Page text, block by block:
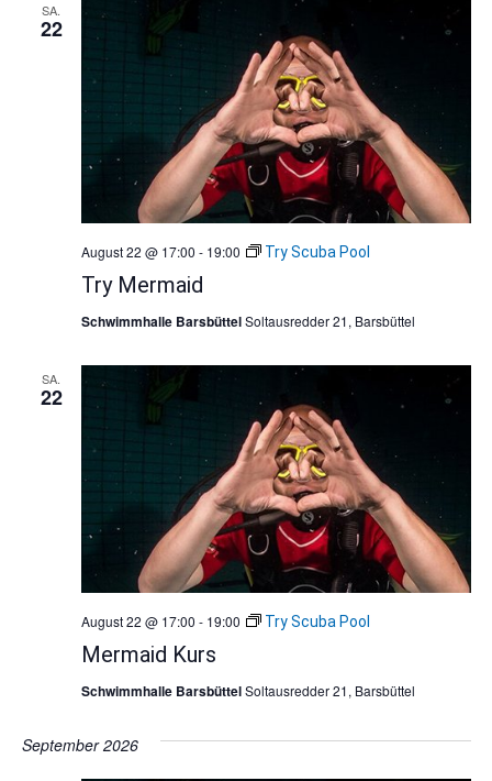
SA.
22
Try Mermaid
August 22 @ 17:00 - 19:00 Try Scuba Pool
Schwimmhalle BarsbüttelSoltausredder 21, Barsbüttel
SA.
22
Mermaid Kurs
August 22 @ 17:00 - 19:00 Try Scuba Pool
Schwimmhalle BarsbüttelSoltausredder 21, Barsbüttel
September 2026